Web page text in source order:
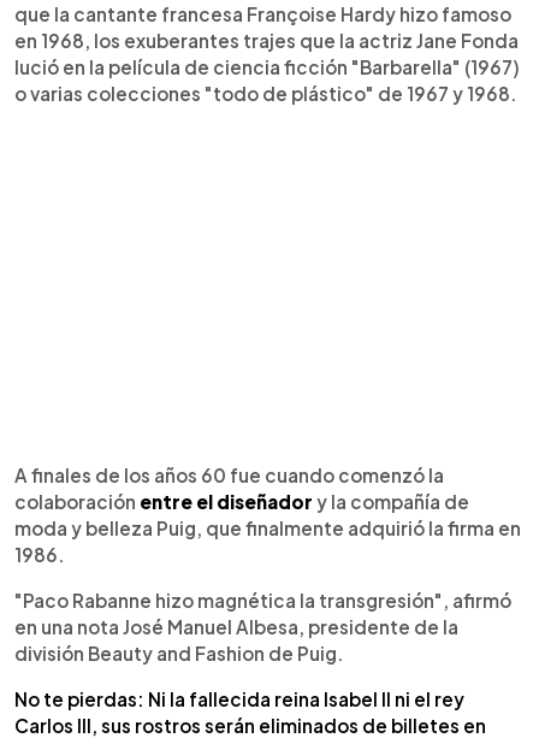
que la cantante francesa Françoise Hardy hizo famoso
en 1968, los exuberantes trajes que la actriz Jane Fonda
lució en la película de ciencia ficción "Barbarella" (1967)
o varias colecciones "todo de plástico" de 1967 y 1968.
A finales de los años 60 fue cuando comenzó la
colaboración entre el diseñador y la compañía de
moda y belleza Puig, que finalmente adquirió la firma en
1986.
"Paco Rabanne hizo magnética la transgresión", afirmó
en una nota José Manuel Albesa, presidente de la
división Beauty and Fashion de Puig.
No te pierdas: Ni la fallecida reina Isabel II ni el rey
Carlos III, sus rostros serán eliminados de billetes en